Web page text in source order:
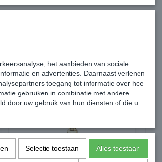
het aanbieden van sociale
en advertenties. Daarnaast verlenen
toegang tot informatie over hoe
gebruiken in combinatie met andere
door uw gebruik van hun diensten of die u
Selectie toestaan Alles toestaan